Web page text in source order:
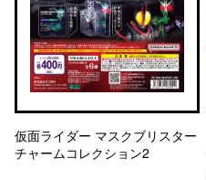
仮面ライダー マスクブリスター
チャームコレクション2